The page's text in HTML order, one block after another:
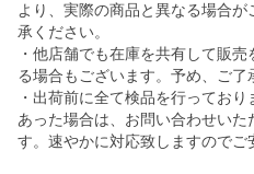
より、実際の商品と異なる場合
承ください。
・他店舗でも在庫を共有して販
る場合もございます。予め、ご了
・出荷前に全て検品を行ってお
あった場合は、お問い合わせいた
す。速やかに対応致しますのでご